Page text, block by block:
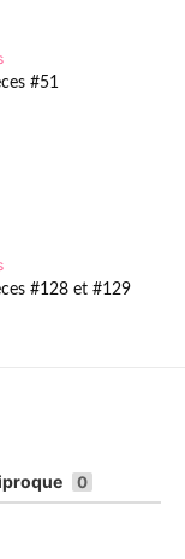
#51
#128 et #129
0